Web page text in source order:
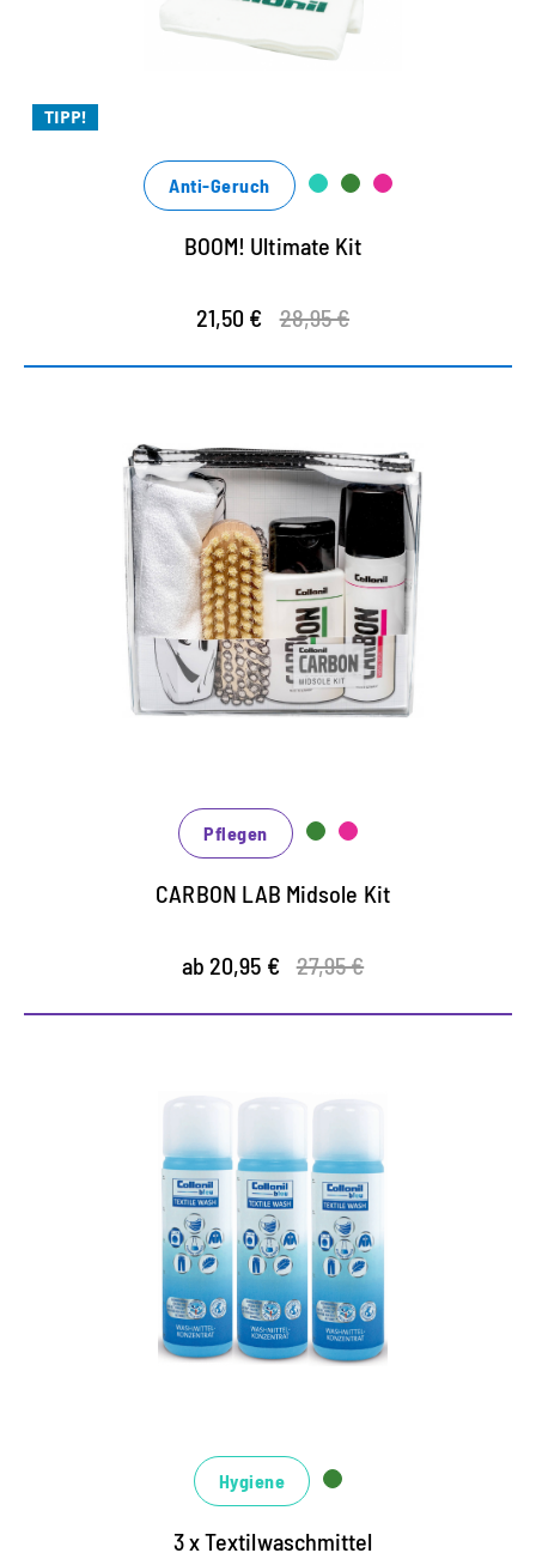
TIPP!
mit natürlichen Inhaltsstoffen
Anti-Geruch
BOOM! Ultimate Kit
21,50 € 28,95 €
Pflegeset für die Mittelsohle
enthält den Midsole Cleaner und Midsole Sealer
aus der Carbon Lab-Serie
speziell für die effektive Reinigung der
Mittelsohle und Versiegelung der Sohlenränder
der Midsole Sealer wirkt gleichzeitig als
Pflegen
CARBON LAB Midsole Kit
ab 20,95 € 27,95 €
Hygiene
3 x Textilwaschmittel